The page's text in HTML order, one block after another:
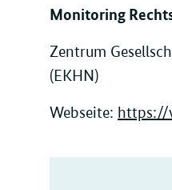
Monitoring
Zentrum
(EKHN)
Webseite: https://